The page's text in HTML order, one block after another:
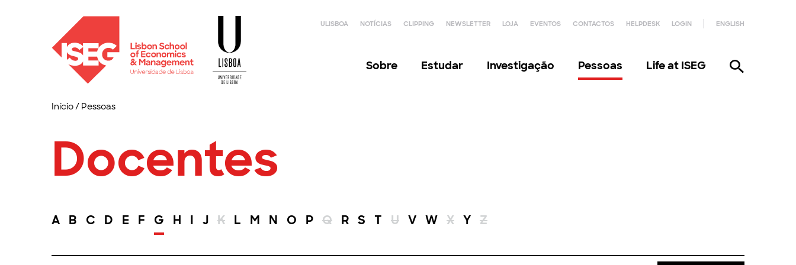
ULISBOA NOTÍCIAS CLIPPING NEWSLETTER LOJA EVENTOS CONTACTOS HELPDESK LOGIN ENGLISH
Sobre Estudar Investigação Pessoas Life at ISEG
Início/ Pessoas
Docentes
A B C D E F G H I J K L M N O P Q R S T U V W X Y Z